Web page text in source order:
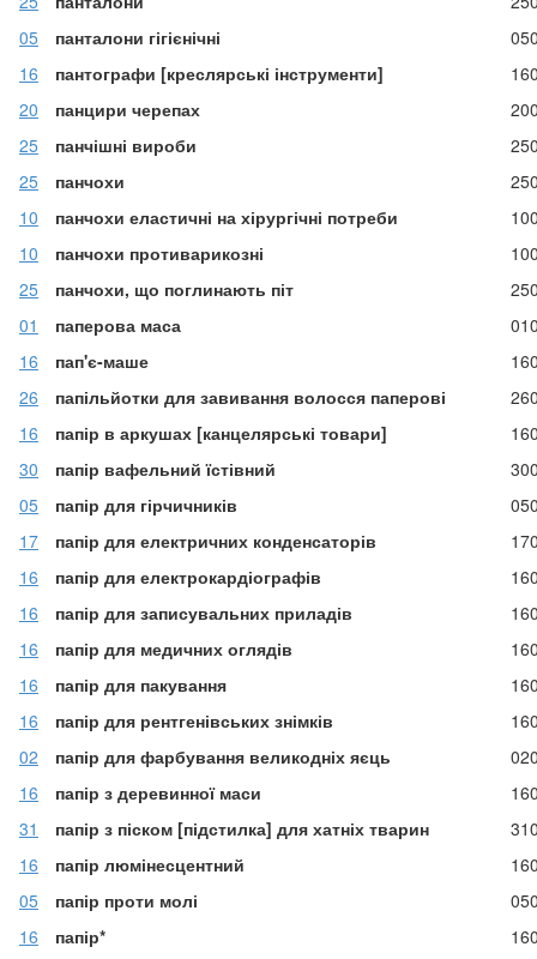
05
панталони гігієнічні
16
пантографи [креслярські інструменти]
20
панцири черепах
25
панчішні вироби
25
панчохи
10
панчохи еластичні на хірургічні потреби
10
панчохи противарикозні
25
панчохи, що поглинають піт
01
паперова маса
16
пап'є-маше
26
папільйотки для завивання волосся паперові
16
папір в аркушах [канцелярські товари]
30
папір вафельний їстівний
05
папір для гірчичників
17
папір для електричних конденсаторів
16
папір для електрокардіографів
16
папір для записувальних приладів
16
папір для медичних оглядів
16
папір для пакування
16
папір для рентгенівських знімків
02
папір для фарбування великодніх яєць
16
папір з деревинної маси
31
папір з піском [підстилка] для хатніх тварин
16
папір люмінесцентний
05
папір проти молі
16
папір*